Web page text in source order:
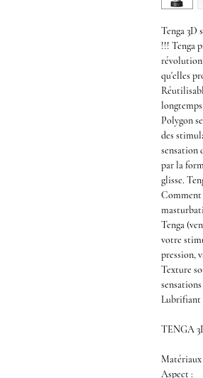
Tenga 3D
!!! Tenga
qu'elles
Polygon
des
sensation
par la
glisse.
Tenga
votre
pression,
Texture
Lubrifiant
TENGA
Aspect :